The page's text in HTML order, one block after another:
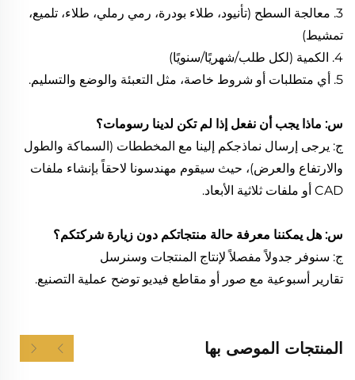
3. معالجة السطح (تأنيود، طلاء بودرة، رمي رملي، طلاء، تلميع،
تمشيط)
4. الكمية (لكل طلب/شهريًا/سنويًا)
5. أي متطلبات أو شروط خاصة، مثل التعبئة والوضع والتسليم.
س: ماذا يجب أن نفعل إذا لم تكن لدينا رسومات؟
ج: يرجى إرسال نماذجكم إلينا مع المخططات (السماكة والطول
والارتفاع والعرض)، حيث سيقوم مهندسونا لاحقاً بإنشاء ملفات
CAD أو ملفات ثلاثية الأبعاد.
س: هل يمكننا معرفة حالة منتجاتكم دون زيارة شركتكم؟
ج: سنوفر جدولاً مفصلاً لإنتاج المنتجات وسنرسل
تقارير أسبوعية مع صور أو مقاطع فيديو توضح عملية التصنيع.
المنتجات الموصى بها